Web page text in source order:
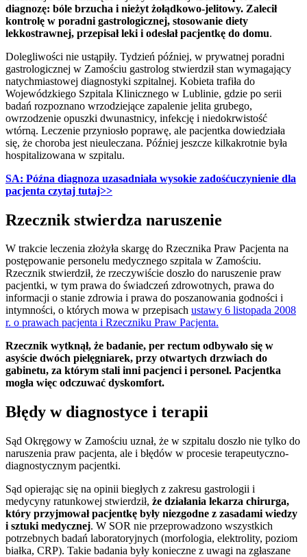
diagnozę: bóle brzucha i nieżyt żołądkowo-jelitowy. Zalecił
kontrolę w poradni gastrologicznej, stosowanie diety
lekkostrawnej, przepisał leki i odesłał pacjentkę do domu.
Dolegliwości nie ustąpiły. Tydzień później, w prywatnej poradni
gastrologicznej w Zamościu gastrolog stwierdził stan wymagający
natychmiastowej diagnostyki szpitalnej. Kobieta trafiła do
Wojewódzkiego Szpitala Klinicznego w Lublinie, gdzie po serii
badań rozpoznano wrzodziejące zapalenie jelita grubego,
owrzodzenie opuszki dwunastnicy, infekcję i niedokrwistość
wtórną. Leczenie przyniosło poprawę, ale pacjentka dowiedziała
się, że choroba jest nieuleczana. Później jeszcze kilkakrotnie była
hospitalizowana w szpitalu.
SA: Późna diagnoza uzasadniała wysokie zadośćuczynienie dla
pacjenta czytaj tutaj>>
Rzecznik stwierdza naruszenie
W trakcie leczenia złożyła skargę do Rzecznika Praw Pacjenta na
postępowanie personelu medycznego szpitala w Zamościu.
Rzecznik stwierdził, że rzeczywiście doszło do naruszenie praw
pacjentki, w tym prawa do świadczeń zdrowotnych, prawa do
informacji o stanie zdrowia i prawa do poszanowania godności i
intymności, o których mowa w przepisach ustawy 6 listopada 2008
r. o prawach pacjenta i Rzeczniku Praw Pacjenta.
Rzecznik wytknął, że badanie, per rectum odbywało się w
asyście dwóch pielęgniarek, przy otwartych drzwiach do
gabinetu, za którym stali inni pacjenci i personel. Pacjentka
mogła więc odczuwać dyskomfort.
Błędy w diagnostyce i terapii
Sąd Okręgowy w Zamościu uznał, że w szpitalu doszło nie tylko do
naruszenia praw pacjenta, ale i błędów w procesie terapeutyczno-
diagnostycznym pacjentki.
Sąd opierając się na opinii biegłych z zakresu gastrologii i
medycyny ratunkowej stwierdził, że działania lekarza chirurga,
który przyjmował pacjentkę były niezgodne z zasadami wiedzy
i sztuki medycznej. W SOR nie przeprowadzono wszystkich
potrzebnych badań laboratoryjnych (morfologia, elektrolity, poziom
białka, CRP). Takie badania były konieczne z uwagi na zgłaszane